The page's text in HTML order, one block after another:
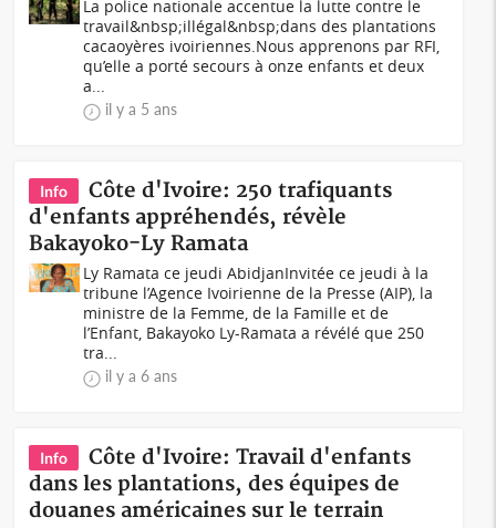
La police nationale accentue la lutte contre le
travail&nbsp;illégal&nbsp;dans des plantations
cacaoyères ivoiriennes.Nous apprenons par RFI,
qu’elle a porté secours à onze enfants et deux
a...
il y a 5 ans
Info
Côte d'Ivoire: 250 trafiquants
d'enfants appréhendés, révèle
Bakayoko-Ly Ramata
Ly Ramata ce jeudi AbidjanInvitée ce jeudi à la
tribune l’Agence Ivoirienne de la Presse (AIP), la
ministre de la Femme, de la Famille et de
l’Enfant, Bakayoko Ly-Ramata a révélé que 250
tra...
il y a 6 ans
Info
Côte d'Ivoire: Travail d'enfants
dans les plantations, des équipes de
douanes américaines sur le terrain